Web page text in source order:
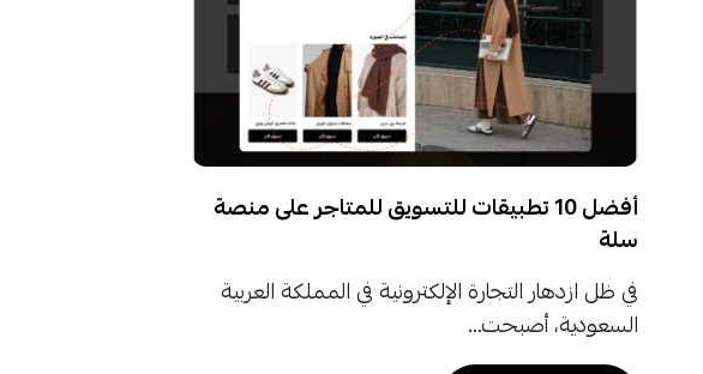
أفضل 10 تطبيقات للتسويق للمتاجر على منصة
سلة
في ظل ازدهار التجارة الإلكترونية في المملكة العربية
السعودية، أصبحت…